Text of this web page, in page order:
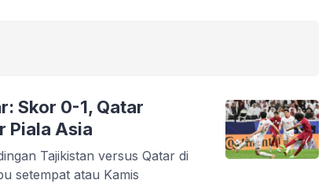
Skor 0-1, Qatar
Piala Asia
Tajikistan versus Qatar di
setempat atau Kamis